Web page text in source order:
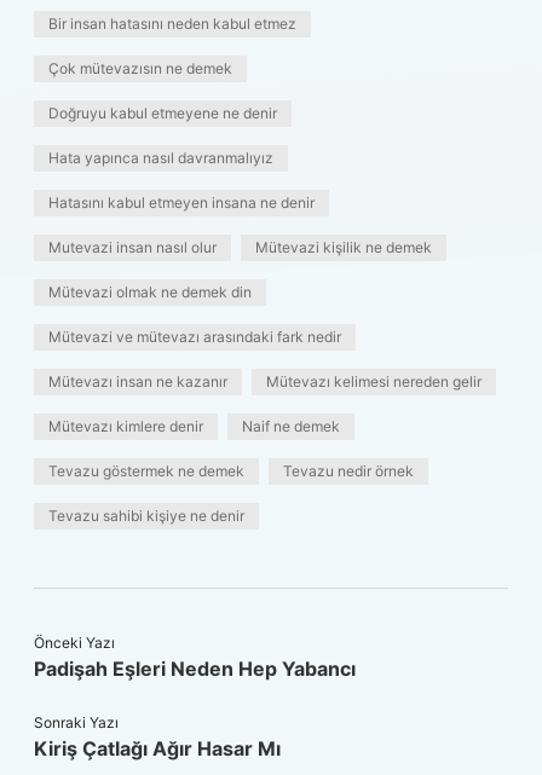
Bir insan hatasını neden kabul etmez
Çok mütevazısın ne demek
Doğruyu kabul etmeyene ne denir
Hata yapınca nasıl davranmalıyız
Hatasını kabul etmeyen insana ne denir
Mutevazi insan nasıl olur Mütevazi kişilik ne demek
Mütevazi olmak ne demek din
Mütevazi ve mütevazı arasındaki fark nedir
Mütevazı insan ne kazanır Mütevazı kelimesi nereden gelir
Mütevazı kimlere denir Naif ne demek
Tevazu göstermek ne demek Tevazu nedir örnek
Tevazu sahibi kişiye ne denir
Önceki Yazı
Padişah Eşleri Neden Hep Yabancı
Sonraki Yazı
Kiriş Çatlağı Ağır Hasar Mı